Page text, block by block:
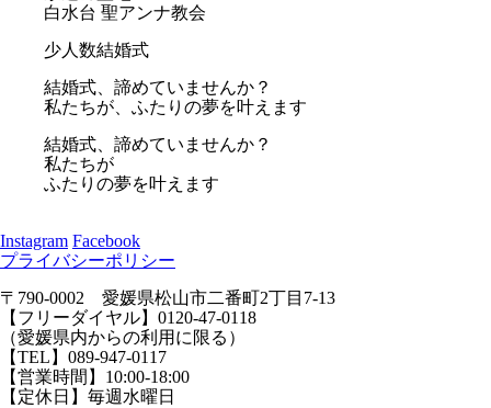
白水台 聖アンナ教会
少人数結婚式
結婚式、諦めていませんか？
私たちが、ふたりの夢を叶えます
結婚式、諦めていませんか？
私たちが
ふたりの夢を叶えます
Instagram Facebook
プライバシーポリシー
〒790-0002 愛媛県松山市二番町2丁目7-13
【フリーダイヤル】0120-47-0118
（愛媛県内からの利用に限る）
【TEL】089-947-0117
【営業時間】10:00-18:00
【定休日】毎週水曜日